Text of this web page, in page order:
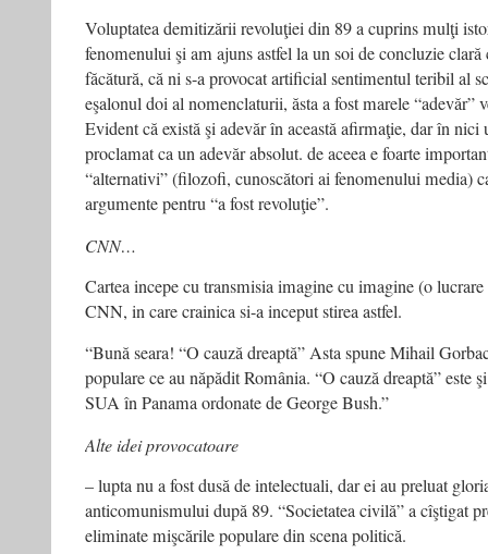
Voluptatea demitizării revoluţiei din 89 a cuprins mulţi
fenomenului şi am ajuns astfel la un soi de concluzie clară
făcătură, că ni s-a provocat artificial sentimentul teribil al
eşalonul doi al nomenclaturii, ăsta a fost marele “adevăr”
Evident că există şi adevăr în această afirmaţie, dar în nici
proclamat ca un adevăr absolut. de aceea e foarte
“alternativi” (filozofi, cunoscători ai fenomenului media)
argumente pentru “a fost revoluţie”.
CNN…
Cartea incepe cu transmisia imagine cu imagine (o
CNN, in care crainica si-a inceput stirea astfel.
“Bună seara! “O cauză dreaptă” Asta spune Mihail
populare ce au năpădit România. “O cauză dreaptă” este
SUA în Panama ordonate de George Bush.”
Alte idei provocatoare
– lupta nu a fost dusă de intelectuali, dar ei au preluat
anticomunismului după 89. “Societatea civilă” a cîştigat
eliminate mişcările populare din scena politică.